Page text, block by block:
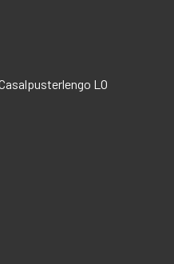
LO